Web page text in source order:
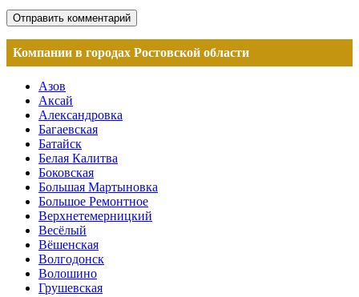
Компании в городах Ростовской области
Азов
Аксай
Александровка
Багаевская
Батайск
Белая Калитва
Боковская
Большая Мартыновка
Большое Ремонтное
Верхнетемерницкий
Весёлый
Вёшенская
Волгодонск
Волошино
Грушевская